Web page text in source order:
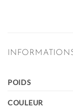
POIDS
COULEUR